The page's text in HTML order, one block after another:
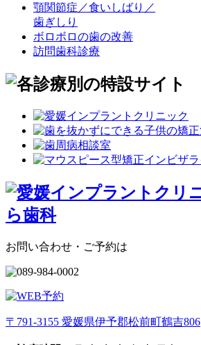
顎関節症／食いしばり／
歯ぎしり
ボロボロの歯の改善
訪問歯科診療
お問い合わせ・ご予約は
〒791-3155 愛媛県伊予郡松前町鶴吉806